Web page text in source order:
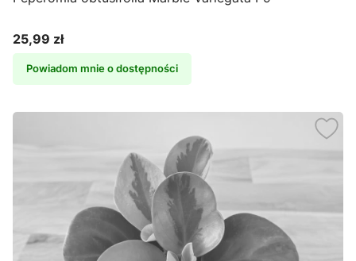
Cena
25,99 zł
Powiadom mnie o dostępności